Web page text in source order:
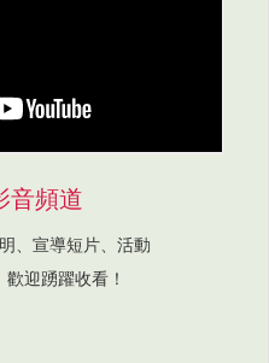
音頻道
、宣導短片、活動
迎踴躍收看！